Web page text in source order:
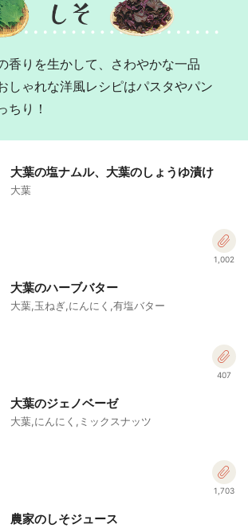
香りを生かして、さわやかな一品
しゃれな洋風レシピはパスタやパン
ちり！
大葉の塩ナムル、大葉のしょうゆ漬け
大葉
1,002
大葉のハーブバター
大葉,玉ねぎ,にんにく,有塩バター
407
大葉のジェノベーゼ
大葉,にんにく,ミックスナッツ
1,703
農家のしそジュース